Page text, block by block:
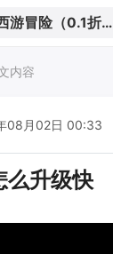
游冒险（0.1折国
内容
08月02日 00:33
么升级快